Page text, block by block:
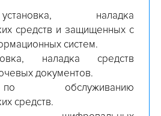
наладка
средств и защищенных с
систем.
наладка средств
документов.
обслуживанию
средств.